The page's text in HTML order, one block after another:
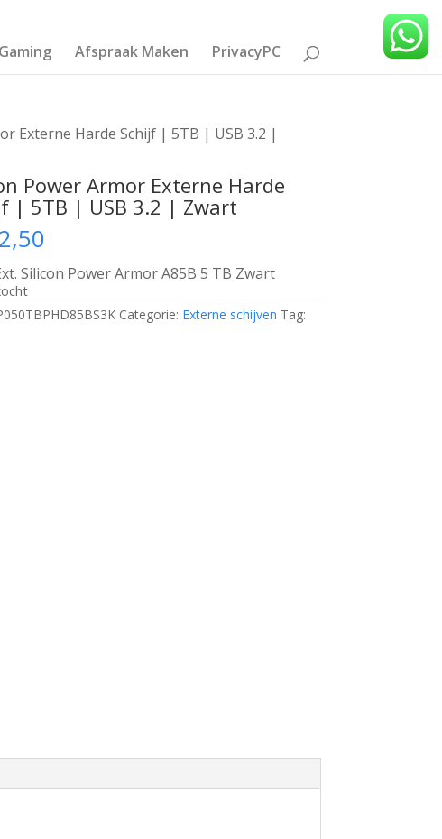
Gaming Afspraak Maken PrivacyPC
Externe Harde Schijf | 5TB | USB 3.2 |
Power Armor Externe Harde
| 5TB | USB 3.2 | Zwart
Silicon Power Armor A85B 5 TB Zwart
Categorie: Externe schijven Tag: